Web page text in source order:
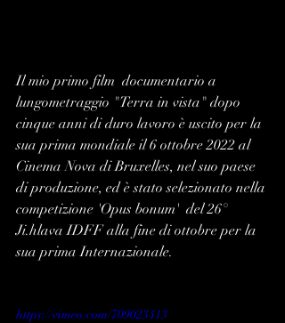
Il mio primo film  documentario a
lungometraggio "Terra in vista" dopo
cinque anni di duro lavoro è uscito per la
sua prima mondiale il 6 ottobre 2022 al
Cinema Nova di Bruxelles, nel suo paese
di produzione, ed è stato selezionato nella
competizione 'Opus bonum'  del 26°
Ji.hlava IDFF alla fine di ottobre per la
sua prima Internazionale.
https://vimeo.com/709023413